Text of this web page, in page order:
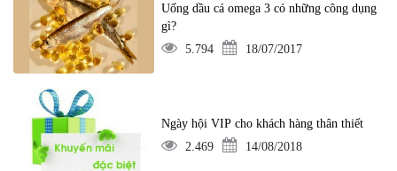
Uống dầu cá omega 3 có những công dụng
gì?
5.794
18/07/2017
Ngày hội VIP cho khách hàng thân thiết
2.469
14/08/2018